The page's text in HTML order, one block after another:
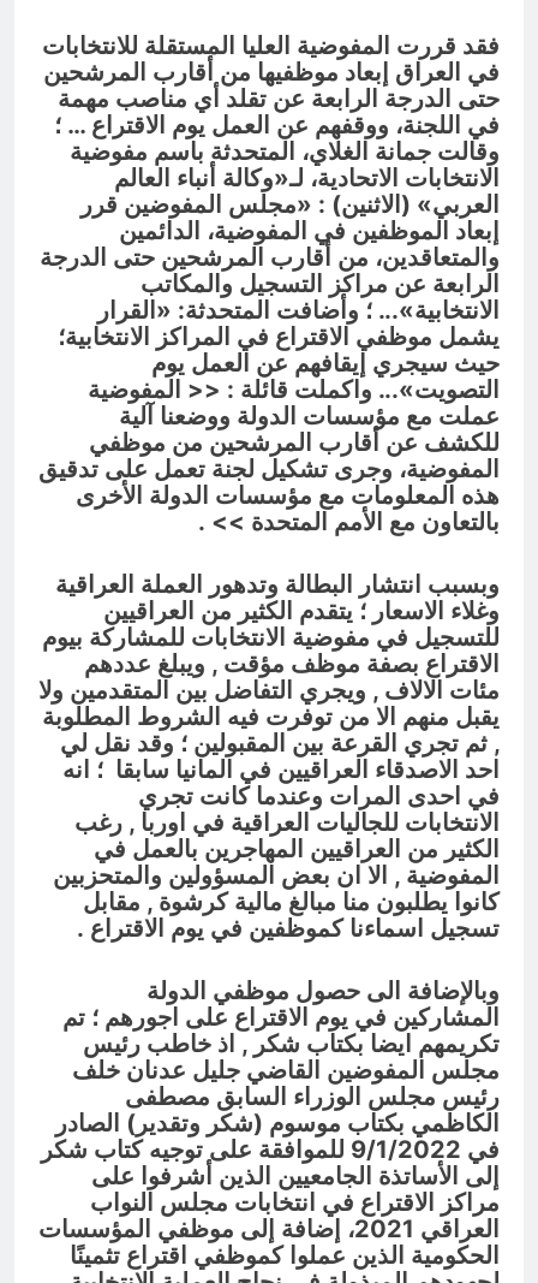
فقد قررت المفوضية العليا المستقلة للانتخابات
في العراق إبعاد موظفيها من أقارب المرشحين
حتى الدرجة الرابعة عن تقلد أي مناصب مهمة
في اللجنة، ووقفهم عن العمل يوم الاقتراع … ؛
وقالت جمانة الغلاي، المتحدثة باسم مفوضية
الانتخابات الاتحادية، لـ«وكالة أنباء العالم
العربي» (الاثنين) : «مجلس المفوضين قرر
إبعاد الموظفين في المفوضية، الدائمين
والمتعاقدين، من أقارب المرشحين حتى الدرجة
الرابعة عن مراكز التسجيل والمكاتب
الانتخابية»... ؛ وأضافت المتحدثة: «القرار
يشمل موظفي الاقتراع في المراكز الانتخابية؛
حيث سيجري إيقافهم عن العمل يوم
التصويت»... واكملت قائلة : << المفوضية
عملت مع مؤسسات الدولة ووضعنا آلية
للكشف عن أقارب المرشحين من موظفي
المفوضية، وجرى تشكيل لجنة تعمل على تدقيق
هذه المعلومات مع مؤسسات الدولة الأخرى
بالتعاون مع الأمم المتحدة >> .
وبسبب انتشار البطالة وتدهور العملة العراقية
وغلاء الاسعار ؛ يتقدم الكثير من العراقيين
للتسجيل في مفوضية الانتخابات للمشاركة بيوم
الاقتراع بصفة موظف مؤقت , ويبلغ عددهم
مئات الالاف , ويجري التفاضل بين المتقدمين ولا
يقبل منهم الا من توفرت فيه الشروط المطلوبة
, ثم تجري القرعة بين المقبولين ؛ وقد نقل لي
احد الاصدقاء العراقيين في المانيا سابقا ؛ انه
في احدى المرات وعندما كانت تجري
الانتخابات للجاليات العراقية في اوربا , رغب
الكثير من العراقيين المهاجرين بالعمل في
المفوضية , الا ان بعض المسؤولين والمتحزبين
كانوا يطلبون منا مبالغ مالية كرشوة , مقابل
تسجيل اسماءنا كموظفين في يوم الاقتراع .
وبالإضافة الى حصول موظفي الدولة
المشاركين في يوم الاقتراع على اجورهم ؛ تم
تكريمهم ايضا بكتاب شكر , اذ خاطب رئيس
مجلس المفوضين القاضي جليل عدنان خلف
رئيس مجلس الوزراء السابق مصطفى
الكاظمي بكتاب موسوم (شكر وتقدير) الصادر
في 9/1/2022 للموافقة على توجيه كتاب شكر
إلى الأساتذة الجامعيين الذين أشرفوا على
مراكز الاقتراع في انتخابات مجلس النواب
العراقي 2021، إضافة إلى موظفي المؤسسات
الحكومية الذين عملوا كموظفي اقتراع تثمينًا